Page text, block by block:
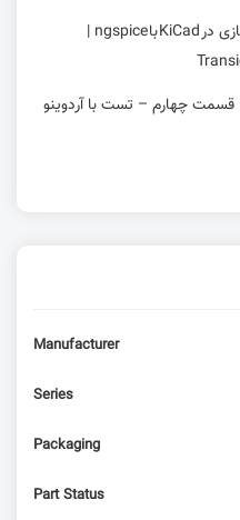
آموزش اجرای شبیه‌سازی در KiCad با ngspice |
Manufacturer
Series
Packaging
Part Status